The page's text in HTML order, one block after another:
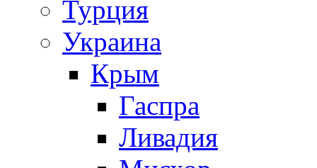
Турция
Украина
Крым
Гаспра
Ливадия